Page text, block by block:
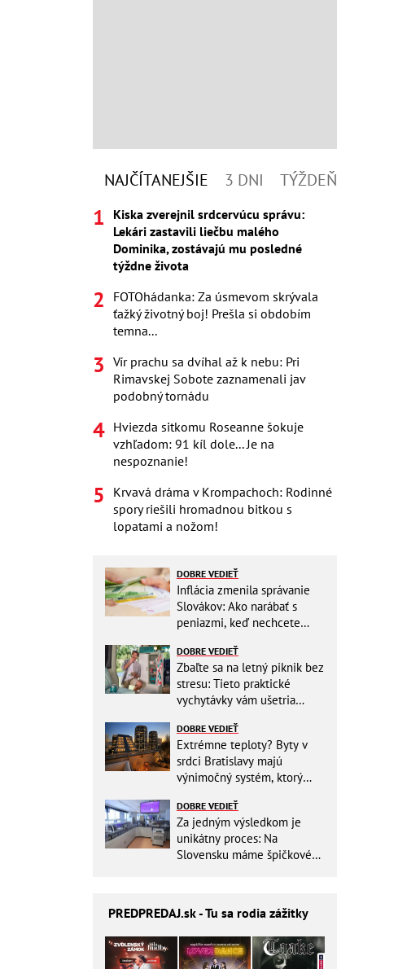
NAJČÍTANEJŠIE 3 DNI TÝŽDEŇ
Kiska zverejnil srdcervúcu správu:
Lekári zastavili liečbu malého
Dominika, zostávajú mu posledné
týždne života
FOTOhádanka: Za úsmevom skrývala
ťažký životný boj! Prešla si obdobím
temna...
Vír prachu sa dvíhal až k nebu: Pri
Rimavskej Sobote zaznamenali jav
podobný tornádu
Hviezda sitkomu Roseanne šokuje
vzhľadom: 91 kíl dole... Je na
nespoznanie!
Krvavá dráma v Krompachoch: Rodinné
spory riešili hromadnou bitkou s
lopatami a nožom!
DOBRE VEDIEŤ
Inflácia zmenila správanie
Slovákov: Ako narábať s
peniazmi, keď nechcete
DOBRE VEDIEŤ
Zbaľte sa na letný piknik bez
stresu: Tieto praktické
vychytávky vám ušetria
DOBRE VEDIEŤ
Extrémne teploty? Byty v
srdci Bratislavy majú
výnimočný systém, ktorý
DOBRE VEDIEŤ
Za jedným výsledkom je
unikátny proces: Na
Slovensku máme špičkové
PREDPREDAJ.sk - Tu sa rodia zážitky